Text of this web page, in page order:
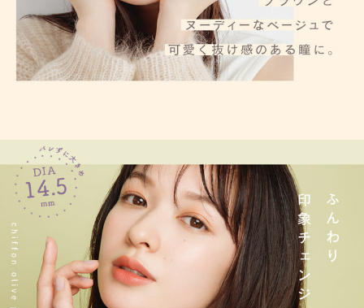
ITEM REVIEWS
この商品のレビュー
この商品のレビューはまだありません。